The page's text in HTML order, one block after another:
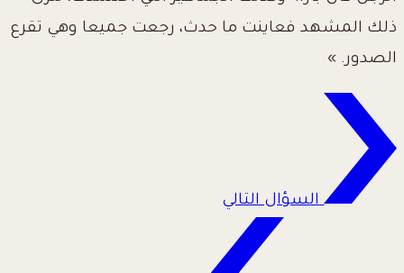
ذلك المشهد فعاينت ما حدث، رجعت جميعا وهي تقرع
الصدور. »
السؤال التالي